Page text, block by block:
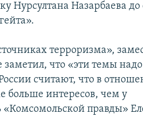
Нурсултана Назарбаева
терроризма»,
что «эти темы надо
считают, что в
больше интересов, чем у
правды»